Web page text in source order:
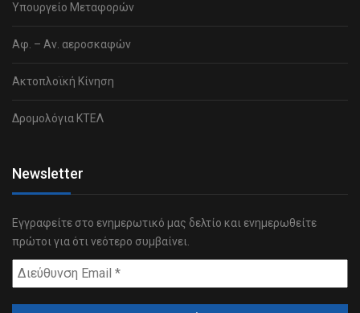
Υπουργείο Μεταφορών
Αφ. – Αν. αεροσκαφών
Ακτοπλοϊκή Κίνηση
Δρομολόγια ΚΤΕΛ
Newsletter
Εγγραφείτε στο ενημερωτικό μας δελτίο και ενημερωθείτε
πρώτοι για ότι νεότερο συμβαίνει.